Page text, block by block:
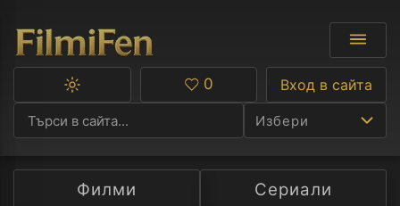
Избери
Ф
Превключване
тъмна
тема
Любими
0 Вход в сайта
Филми
Сериали